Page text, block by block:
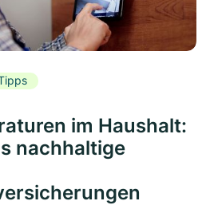
im Haushalt:
nachhaltige